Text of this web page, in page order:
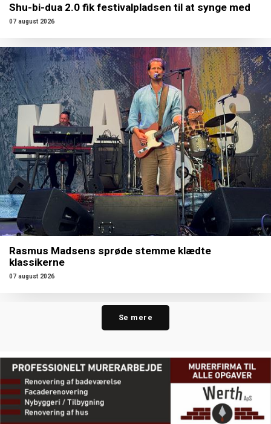
Shu-bi-dua 2.0 fik festivalpladsen til at synge med
07 august 2026
Rasmus Madsens sprøde stemme klædte
klassikerne
07 august 2026
Se mere